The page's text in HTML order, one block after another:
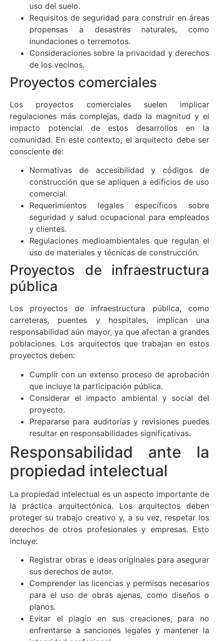
uso del suelo.
Requisitos de seguridad para construir en áreas
propensas a desastres naturales, como
inundaciones o terremotos.
Consideraciones sobre la privacidad y derechos
de los vecinos.
Proyectos comerciales
Los proyectos comerciales suelen implicar
regulaciones más complejas, dada la magnitud y el
impacto potencial de estos desarrollos en la
comunidad. En este contexto, el arquitecto debe ser
consciente de:
Normativas de accesibilidad y códigos de
construcción que se apliquen a edificios de uso
comercial.
Requerimientos legales específicos sobre
seguridad y salud ocupacional para empleados
y clientes.
Regulaciones medioambientales que regulan el
uso de materiales y técnicas de construcción.
Proyectos de infraestructura
pública
Los proyectos de infraestructura pública, como
carreteras, puentes y hospitales, implican una
responsabilidad aún mayor, ya que afectan a grandes
poblaciones. Los arquitectos que trabajan en estos
proyectos deben:
Cumplir con un extenso proceso de aprobación
que incluye la participación pública.
Considerar el impacto ambiental y social del
proyecto.
Prepararse para auditorías y revisiones puedes
resultar en responsabilidades significativas.
Responsabilidad ante la
propiedad intelectual
La propiedad intelectual es un aspecto importante de
la práctica arquitectónica. Los arquitectos deben
proteger su trabajo creativo y, a su vez, respetar los
derechos de otros profesionales y empresas. Esto
incluye:
Registrar obras e ideas originales para asegurar
sus derechos de autor.
Comprender las licencias y permisos necesarios
para el uso de obras ajenas, como diseños o
planos.
Evitar el plagio en sus creaciones, para no
enfrentarse a sanciones legales y mantener la